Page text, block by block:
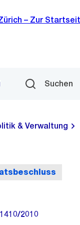
Suchen
& Verwaltung
2010